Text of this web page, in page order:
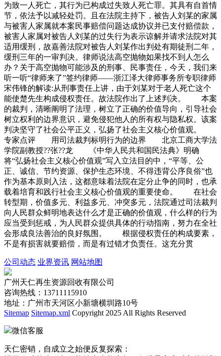
为致一人死亡，其行为已构成过失致人死亡罪。其具有自首情
节，依法予以减轻处罚。且在法院主持下，被告人刘某的家属
与被害人家属就本案民事赔偿问题达成协议并已支付赔偿款，
被害人家属对被告人刘某的过失行为表示谅解并请求法院对其
适用缓刑，故嘉善法院对被告人刘某作出判处有期徒刑二年，
缓刑三年的一审判决。律师说法高空抛物如果找不到人怎么
办？关于高空抛物可能涉及的刑事、民事责任，今天，我们来
听一听“律师来了”签约律师——浙江泽大律师事务所专职律师
宋伟锋的解读:从刑事责任上讲，由于刘某对于老人死亡这个
能使楚先生构成侵权责任。故法院作出了上述判决。 本案
的裁判，清晰阐明了法理，树立了正确的价值导向，引导社会
树立权利的边界意识，避免侵犯他人的所有权与隐私权。该案
判决坚守了社会公平正义，弘扬了社会主义核心价值观。
专家点评 用司法裁判标明行为的边界 北京工商大学法
学院副教授??张??龙 《中华人民共和国民法典》明确
将“弘扬社会主义核心价值观”写入立法目的中，“平等、公
正、诚信、节约资源、保护生态环境、不得违背公序良俗”也
作为基本原则入法，这都意味着法院在定分止争的同时，也承
载着培育和践行社会主义核心价值观的重要使命。 在社会
转型期，价值多元、利益多元、冲突多元，法院通过司法裁判
向人民群众鲜明地表达什么才是正确的价值观，什么样的行为
应当受到惩戒，为人民群众提供具体的行动指南，努力在全社
会形成良法善治的良好氛围。 根据侵权责任的构成要素，
不是有损害就要赔偿，而是有过错才负责任。这充分贯
公司动态 业界资讯 网站地图
广州天仁再生资源回收有限公司
咨询热线：13711115910
地址：广州市天河区小新塘横圳路10号
Sitemap Sitemap.xml Copyright 2025 All Rights Reserved
微信客服
天仁密销，自成立之始便反复探索：